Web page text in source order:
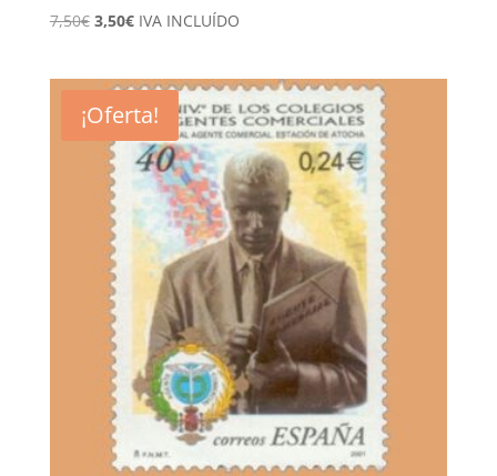
7,50€ El
era:
7,50€.
3,50€El
es:
3,50€.
IVA INCLUÍDO
¡Oferta!